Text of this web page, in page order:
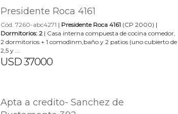
Presidente Roca 4161
Cód. 7260-abc4271 | Presidente Roca 4161 (CP 2000) |
Dormitorios: 2 | Casa interna compuesta de cocina comedor,
2 dormitorios + 1 comodìnm,baño y 2 patios (uno cubierto de
2,5 y ...
USD 37000
Apta a credito- Sanchez de